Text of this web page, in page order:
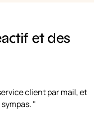
et des
client par mail, et
"